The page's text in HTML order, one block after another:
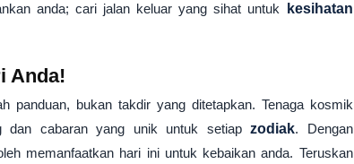
anda; cari jalan keluar yang sihat untuk
kesihatan
Anda!
panduan, bukan takdir yang ditetapkan. Tenaga kosmik
dan cabaran yang unik untuk setiapzodiak. Dengan
memanfaatkan hari ini untuk kebaikan anda. Teruskan